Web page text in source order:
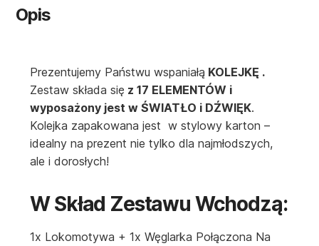
Opis
Prezentujemy Państwu wspaniałą KOLEJKĘ .
Zestaw składa się z 17 ELEMENTÓW i
wyposażony jest w ŚWIATŁO i DŹWIĘK.
Kolejka zapakowana jest w stylowy karton –
idealny na prezent nie tylko dla najmłodszych,
ale i dorosłych!
W Skład Zestawu Wchodzą:
1x Lokomotywa + 1x Węglarka Połączona Na